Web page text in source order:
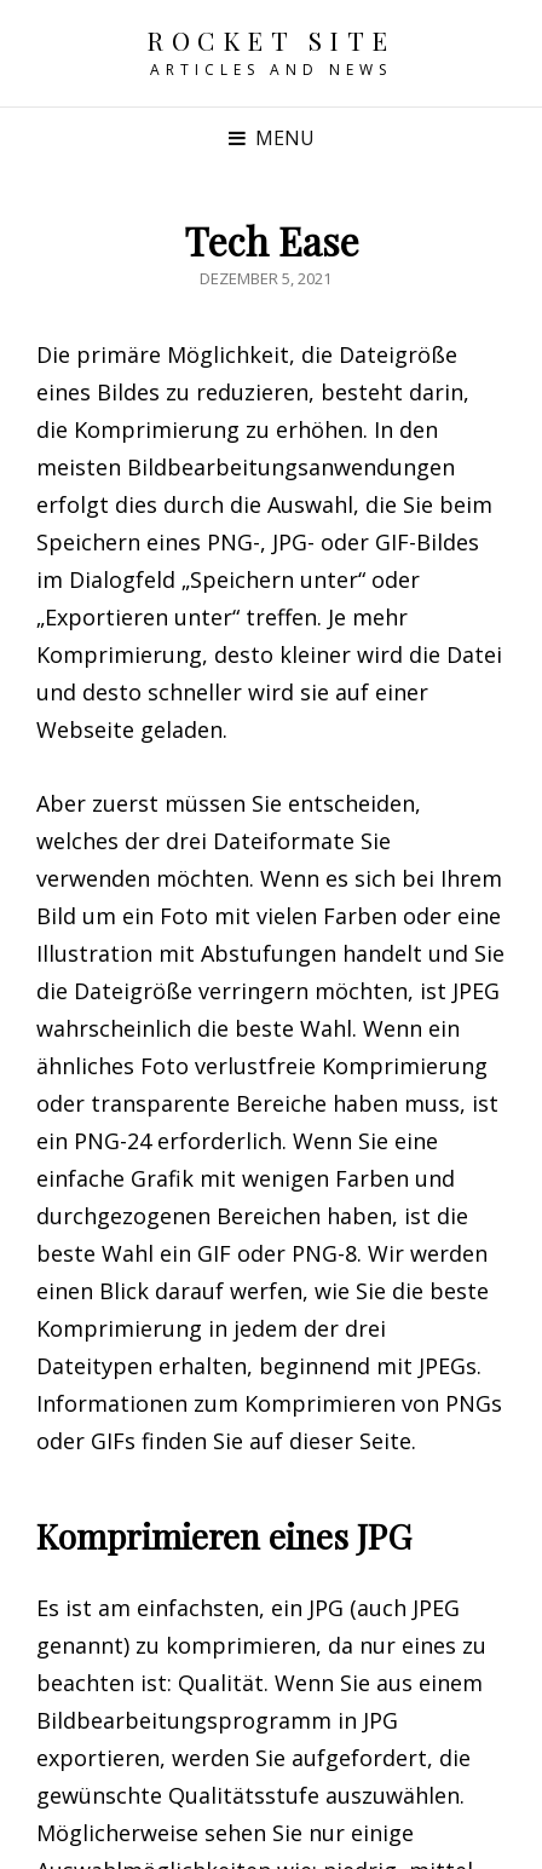
ROCKET SITE
ARTICLES AND NEWS
MENU
Tech Ease
POSTED
DEZEMBER 5, 2021
Die primäre Möglichkeit, die Dateigröße
eines Bildes zu reduzieren, besteht darin,
die Komprimierung zu erhöhen. In den
meisten Bildbearbeitungsanwendungen
erfolgt dies durch die Auswahl, die Sie beim
Speichern eines PNG-, JPG- oder GIF-Bildes
im Dialogfeld „Speichern unter“ oder
„Exportieren unter“ treffen. Je mehr
Komprimierung, desto kleiner wird die Datei
und desto schneller wird sie auf einer
Webseite geladen.
Aber zuerst müssen Sie entscheiden,
welches der drei Dateiformate Sie
verwenden möchten. Wenn es sich bei Ihrem
Bild um ein Foto mit vielen Farben oder eine
Illustration mit Abstufungen handelt und Sie
die Dateigröße verringern möchten, ist JPEG
wahrscheinlich die beste Wahl. Wenn ein
ähnliches Foto verlustfreie Komprimierung
oder transparente Bereiche haben muss, ist
ein PNG-24 erforderlich. Wenn Sie eine
einfache Grafik mit wenigen Farben und
durchgezogenen Bereichen haben, ist die
beste Wahl ein GIF oder PNG-8. Wir werden
einen Blick darauf werfen, wie Sie die beste
Komprimierung in jedem der drei
Dateitypen erhalten, beginnend mit JPEGs.
Informationen zum Komprimieren von PNGs
oder GIFs finden Sie auf dieser Seite.
Komprimieren eines JPG
Es ist am einfachsten, ein JPG (auch JPEG
genannt) zu komprimieren, da nur eines zu
beachten ist: Qualität. Wenn Sie aus einem
Bildbearbeitungsprogramm in JPG
exportieren, werden Sie aufgefordert, die
gewünschte Qualitätsstufe auszuwählen.
Möglicherweise sehen Sie nur einige